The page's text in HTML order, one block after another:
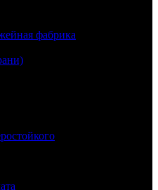
фабрика